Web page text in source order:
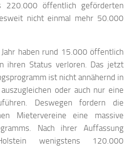
220.000 öffentlich geförderten
nicht einmal mehr 50.000
haben rund 15.000 öffentlich
ihren Status verloren. Das jetzt
ist nicht annähernd in
oder auch nur eine
Deswegen fordern die
Mietervereine eine massive
Nach ihrer Auffassung
wenigstens 120.000